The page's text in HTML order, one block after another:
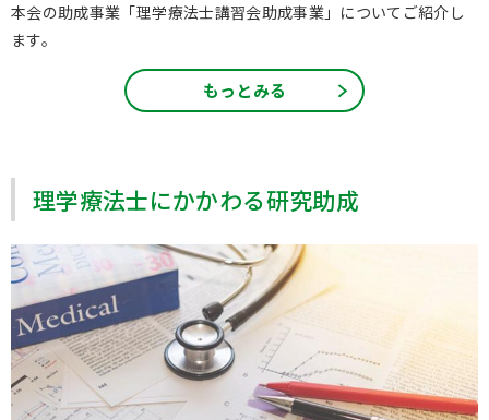
本会の助成事業「理学療法士講習会助成事業」についてご紹介し
ます。
もっとみる
理学療法士にかかわる研究助成